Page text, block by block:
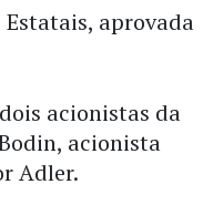
Estatais, aprovada
acionistas da
acionista
Adler.